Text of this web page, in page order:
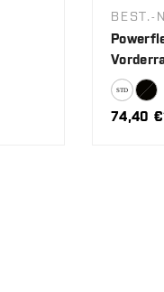
BEST.-
74,40